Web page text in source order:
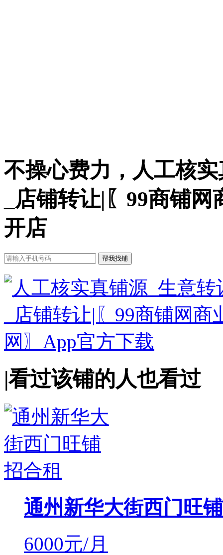
不操心费力，人工核
_店铺转让|〖99商铺
开店
|看过该铺的人也看过
通州新华大街西门旺
6000元/月